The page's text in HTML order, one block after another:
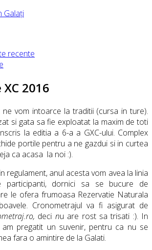
recente
2016
vom intoarce la traditii (cursa in ture).
si gata sa fie exploatat la maxim de toti
la editia a 6-a a GXC-ului. Complex
portile pentru a ne gazdui si in curtea
ca acasa la noi :).
regulament, anul acesta vom avea la linia
dornici sa se bucure de
le ofera frumoasa Rezervatie Naturala
Cronometrajul va fi asigurat de
deci nu are rost sa trisati :). In
pregatit un suvenir, pentru ca nu se
fara o amintire de la Galati.